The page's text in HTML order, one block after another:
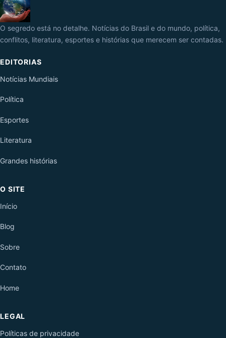
O segredo está no detalhe. Notícias do Brasil e do mundo, política,
conflitos, literatura, esportes e histórias que merecem ser contadas.
EDITORIAS
Notícias Mundiais
Política
Esportes
Literatura
Grandes histórias
O SITE
Início
Blog
Sobre
Contato
Home
LEGAL
Políticas de privacidade